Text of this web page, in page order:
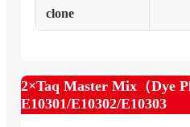
clone
2×Taq Master Mix（Dye
E10301/E10302/E10303